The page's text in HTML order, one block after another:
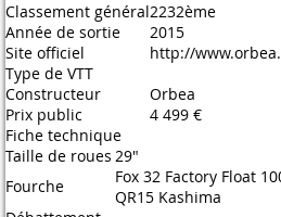
Classement général2232ème
Année de sortie
2015
Site officiel
http://
Type de VTT
Constructeur
Orbea
Prix public
4 499 €
Fiche technique
Taille de roues 29"
Fourche
Fox 32 Factory Float
QR15 Kashima